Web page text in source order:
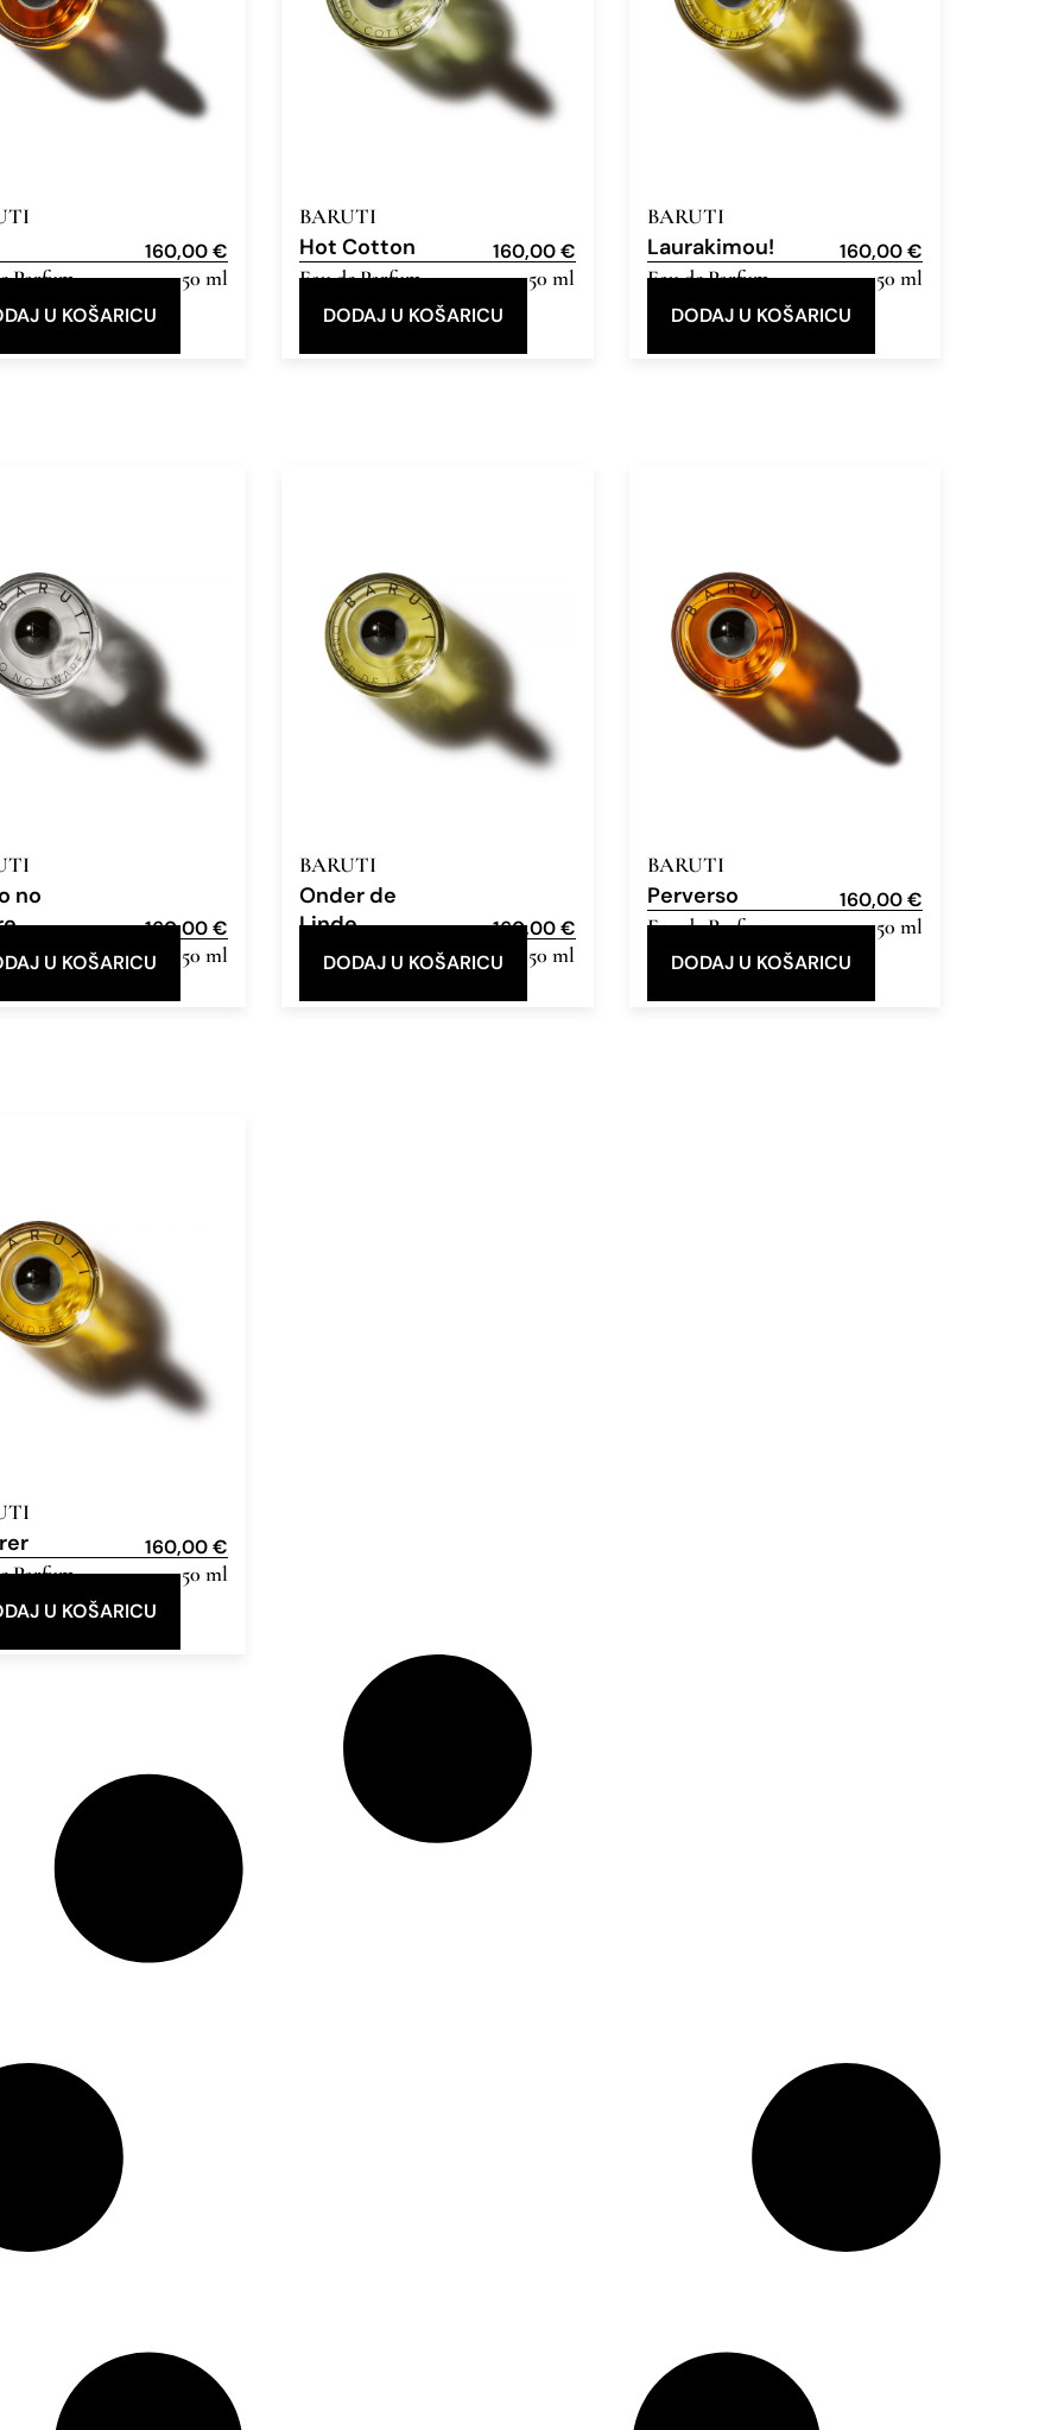
160,00€
Parfum 50 ml
U KOŠARICU
BARUTI
Hot Cotton 160,00€
Eau de Parfum 50 ml
DODAJ U KOŠARICU
BARUTI
Laurakimou! 160,00€
Eau de Parfum 50 ml
DODAJ U KOŠARICU
no
160,00€
Parfum 50 ml
U KOŠARICU
BARUTI
Onder de
Linde
160,00€
Eau de Parfum 50 ml
DODAJ U KOŠARICU
BARUTI
Perverso 160,00€
Eau de Parfum 50 ml
DODAJ U KOŠARICU
160,00€
Parfum 50 ml
U KOŠARICU